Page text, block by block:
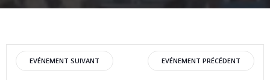
Post
EVÉNEMENT SUIVANT
Post
EVÉNEMENT PRÉCÉDENT